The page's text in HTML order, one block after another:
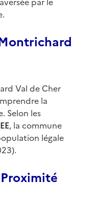
Val de Cher
la
Selon les
, la commune
légale